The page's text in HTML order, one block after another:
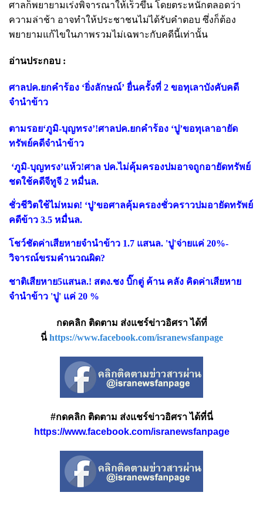
ศาลก็พยายามเร่งพิจารณาให้เร็วขึ้น โดยตระหนักตลอดว่า
ความล่าช้า อาจทำให้ประชาชนไม่ได้รับคำตอบ ซึ่งก็ต้อง
พยายามแก้ไขในภาพรวมไม่เฉพาะกับคดีนี้เท่านั้น
อ่านประกอบ :
ศาลปค.ยกคำร้อง ‘ยิ่งลักษณ์’ ยื่นครั้งที่ 2 ขอทุเลาบังคับคดี
จำนำข้าว
ตามรอย‘ภูมิ-บุญทรง’!ศาลปค.ยกคำร้อง ‘ปู’ขอทุเลาอายัด
ทรัพย์คดีจำนำข้าว
‘ภูมิ-บุญทรง’แห้ว!ศาล ปค.ไม่คุ้มครองปมอาจถูกอายัดทรัพย์
ชดใช้คดีจีทูจี 2 หมื่นล.
ชั่วชีวิตใช้ไม่หมด! ‘ปู’ขอศาลคุ้มครองชั่วคราวปมอายัดทรัพย์
คดีข้าว 3.5 หมื่นล.
โชว์ชัดค่าเสียหายจำนำข้าว 1.7 แสนล. 'ปู'จ่ายแค่ 20%-
วิจารณ์ขรมคำนวณผิด?
ชาติเสียหาย5แสนล.! สตง.ชง บิ๊กตู่ ค้าน คลัง คิดค่าเสียหาย
จำนำข้าว 'ปู' แค่ 20 %
กดคลิก ติดตาม ส่งแชร์ข่าวอิศรา ได้ที่
นี่https://www.facebook.com/isranewsfanpage
#กดคลิก ติดตาม ส่งแชร์ข่าวอิศรา ได้ที่นี่
https://www.facebook.com/isranewsfanpage